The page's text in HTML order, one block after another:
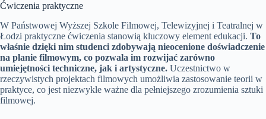
Ćwiczenia praktyczne
W Państwowej Wyższej Szkole Filmowej, Telewizyjnej i Teatralnej w
Łodzi praktyczne ćwiczenia stanowią kluczowy element edukacji. To
właśnie dzięki nim studenci zdobywają nieocenione doświadczenie
na planie filmowym, co pozwala im rozwijać zarówno
umiejętności techniczne, jak i artystyczne. Uczestnictwo w
rzeczywistych projektach filmowych umożliwia zastosowanie teorii w
praktyce, co jest niezwykle ważne dla pełniejszego zrozumienia sztuki
filmowej.